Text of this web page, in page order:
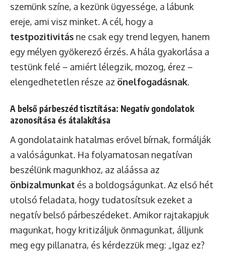
szemünk színe, a kezünk ügyessége, a lábunk
ereje, ami visz minket. A cél, hogy a
testpozitivitás ne csak egy trend legyen, hanem
egy mélyen gyökerező érzés. A hála gyakorlása a
testünk felé – amiért lélegzik, mozog, érez –
elengedhetetlen része az önelfogadásnak.
A belső párbeszéd tisztítása: Negatív gondolatok
azonosítása és átalakítása
A gondolataink hatalmas erővel bírnak, formálják
a valóságunkat. Ha folyamatosan negatívan
beszélünk magunkhoz, az aláássa az
önbizalmunkat és a boldogságunkat. Az első hét
utolsó feladata, hogy tudatosítsuk ezeket a
negatív belső párbeszédeket. Amikor rajtakapjuk
magunkat, hogy kritizáljuk önmagunkat, álljunk
meg egy pillanatra, és kérdezzük meg: „Igaz ez?